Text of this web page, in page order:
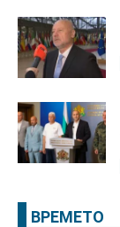
ВРЕМЕТО